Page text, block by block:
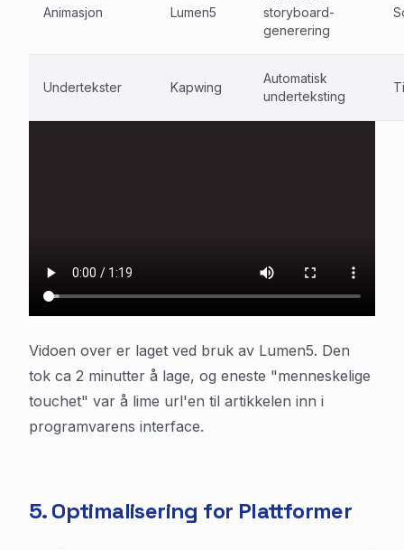
Animasjon Lumen5
storyboard-
generering
Undertekster Kapwing
Automatisk
underteksting
Vidoen over er laget ved bruk av Lumen5. Den
tok ca 2 minutter å lage, og eneste "menneskelige
touchet" var å lime url'en til artikkelen inn i
programvarens interface.
5. Optimalisering for Plattformer